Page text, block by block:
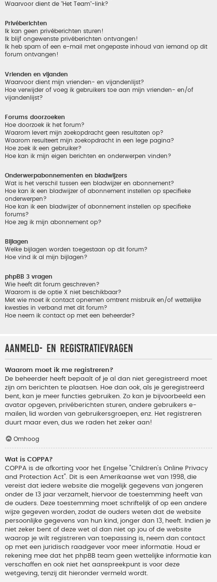
Waarvoor dient de "Het Team"-link?
Privéberichten
Ik kan geen privéberichten sturen!
Ik blijf ongewenste privéberichten ontvangen!
Ik heb spam of een e-mail met ongepaste inhoud van iemand op dit
forum ontvangen!
Vrienden en vijanden
Waarvoor dient mijn vrienden- en vijandenlijst?
Hoe verwijder of voeg ik gebruikers toe aan mijn vrienden- en/of
vijandenlijst?
Forums doorzoeken
Hoe doorzoek ik het forum?
Waarom levert mijn zoekopdracht geen resultaten op?
Waarom resulteert mijn zoekopdracht in een lege pagina?
Hoe zoek ik een gebruiker?
Hoe kan ik mijn eigen berichten en onderwerpen vinden?
Onderwerpabonnementen en bladwijzers
Wat is het verschil tussen een bladwijzer en abonnement?
Hoe kan ik een bladwijzer of abonnement instellen op specifieke
onderwerpen?
Hoe kan ik een bladwijzer of abonnement instellen op specifieke
forums?
Hoe zeg ik mijn abonnement op?
Bijlagen
Welke bijlagen worden toegestaan op dit forum?
Hoe vind ik al mijn bijlagen?
phpBB 3 vragen
Wie heeft dit forum geschreven?
Waarom is de optie X niet beschikbaar?
Met wie moet ik contact opnemen omtrent misbruik en/of wettelijke
kwesties in verband met dit forum?
Hoe neem ik contact op met een beheerder?
Aanmeld- en registratievragen
Waarom moet ik me registreren?
De beheerder heeft bepaalt of je al dan niet geregistreerd moet
zijn om berichten te plaatsen. Hoe dan ook, als je geregistreerd
bent, kan je meer functies gebruiken. Zo kan je bijvoorbeeld een
avatar opgeven, privéberichten sturen, andere gebruikers e-
mailen, lid worden van gebruikersgroepen, enz. Het registreren
duurt maar even, dus we raden het zeker aan!
Omhoog
Wat is COPPA?
COPPA is de afkorting voor het Engelse "Children’s Online Privacy
and Protection Act". Dit is een Amerikaanse wet van 1998, die
vereist dat iedere website die mogelijk gegevens van jongeren
onder de 13 jaar verzamelt, hiervoor de toestemming heeft van
de ouders. Deze toestemming moet schriftelijk of op een andere
wijze gegeven worden, zodat de ouders weten dat de website
persoonlijke gegevens van hun kind, jonger dan 13, heeft. Indien je
niet zeker bent of deze wet al dan niet op jou of de website
waarop je wilt registreren van toepassing is, neem dan contact
op met een juridisch raadgever voor meer informatie. Houd er
rekening mee dat het phpBB team geen wettelijke informatie kan
verschaffen en ook niet het aanspreekpunt is voor deze
wetgeving, tenzij dit hieronder vermeld wordt.